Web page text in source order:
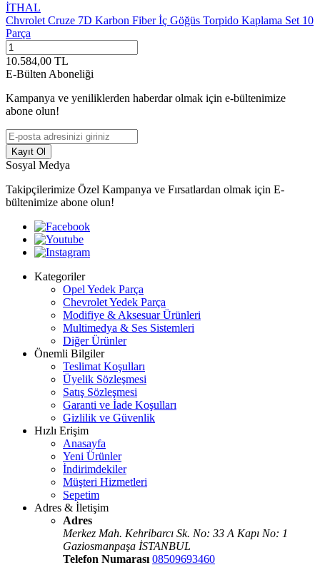
İTHAL
Chvrolet Cruze 7D Karbon Fiber İç Göğüs Torpido Kaplama Set 10
Parça
10.584,00 TL
E-Bülten Aboneliği
Kampanya ve yeniliklerden haberdar olmak için e-bültenimize
abone olun!
Kayıt Ol
Sosyal Medya
Takipçilerimize Özel Kampanya ve Fırsatlardan olmak için E-
bültenimize abone olun!
Kategoriler
Opel Yedek Parça
Chevrolet Yedek Parça
Modifiye & Aksesuar Ürünleri
Multimedya & Ses Sistemleri
Diğer Ürünler
Önemli Bilgiler
Teslimat Koşulları
Üyelik Sözleşmesi
Satış Sözleşmesi
Garanti ve İade Koşulları
Gizlilik ve Güvenlik
Hızlı Erişim
Anasayfa
Yeni Ürünler
İndirimdekiler
Müşteri Hizmetleri
Sepetim
Adres & İletişim
Adres
Merkez Mah. Kehribarcı Sk. No: 33 A Kapı No: 1
Gaziosmanpaşa İSTANBUL
Telefon Numarası 08509693460